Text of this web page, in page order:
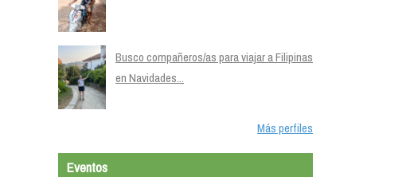
Busco compañeros/as para viajar a Filipinas
en Navidades...
Más perfiles
Eventos